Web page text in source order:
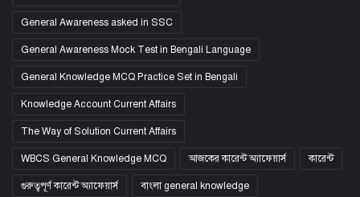
General Awareness asked in SSC
General Awareness Mock Test in Bengali Language
General Knowledge MCQ Practice Set in Bengali
Knowledge Account Current Affairs
The Way of Solution Current Affairs
WBCS General Knowledge MCQ আজকের কারেন্ট অ্যাফেয়ার্স কারেন্ট
গুরুত্বপূর্ণ কারেন্ট অ্যাফেয়ার্স বাংলা general knowledge